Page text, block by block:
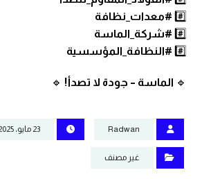
#️⃣ #معدات_نظافة
#️⃣ #شركة_الماسة
#️⃣ #النظافة_المؤسسية
🔹 الماسة – جودة لا تصدأ! 🔹
Radwan 23 مايو، 2025
غير مصنف